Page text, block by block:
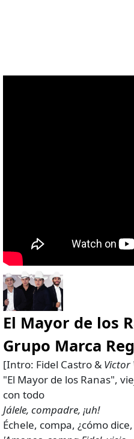
El Mayor de los
Grupo Marca
[Intro: Fidel Castro & Victor
"El Mayor de los Ranas",
con todo
Jálele, compadre, ¡uh!
Échele, compa, ¿cómo